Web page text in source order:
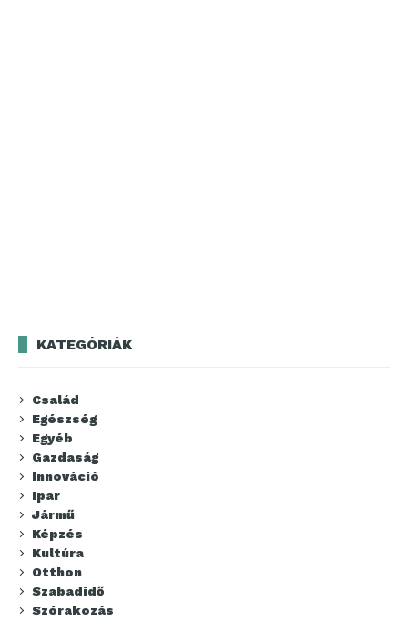
KATEGÓRIÁK
Család
Egészség
Egyéb
Gazdaság
Innováció
Ipar
Jármű
Képzés
Kultúra
Otthon
Szabadidő
Szórakozás